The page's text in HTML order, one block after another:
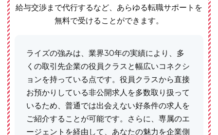
給与交渉まで代行するなど、あらゆる転職サポートを
無料で受けることができます。
ライズの強みは、業界30年の実績により、多
くの取引先企業の役員クラスと幅広いコネクシ
ョンを持っている点です。役員クラスから直接
お預かりしている非公開求人を多数取り扱って
いるため、普通では出会えない好条件の求人を
ご紹介することが可能です。さらに、専属のエ
ージェントを経由して、あなたの魅力を企業側